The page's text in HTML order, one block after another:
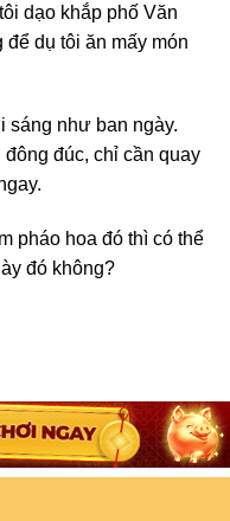
dạo khắp phố Văn
để dụ tôi ăn mấy món
sáng như ban ngày.
đúc, chỉ cần quay
pháo hoa đó thì có thể
đó không?